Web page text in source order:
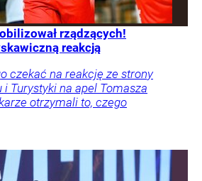
rządzących!
reakcją
czekać na reakcję ze strony
Turystyki na apel Tomasza
otrzymali to, czego